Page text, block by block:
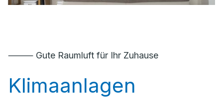
⸻ Gute Raumluft für Ihr Zuhause
Klimaanlagen